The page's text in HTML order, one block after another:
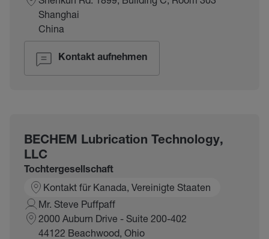
Shanghai
China
Kontakt aufnehmen
BECHEM Lubrication Technology,
LLC
Tochtergesellschaft
Kontakt für Kanada, Vereinigte Staaten
Mr. Steve Puffpaff
2000 Auburn Drive - Suite 200-402
44122 Beachwood, Ohio